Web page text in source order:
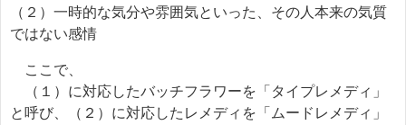
（２）一時的な気分や雰囲気といった、その人本来の気質
ではない感情
ここで、
（１）に対応したバッチフラワーを「タイプレメディ」
と呼び、（２）に対応したレメディを「ムードレメディ」